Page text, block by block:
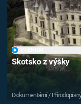
Skotsko z výšky
Dokumentární /